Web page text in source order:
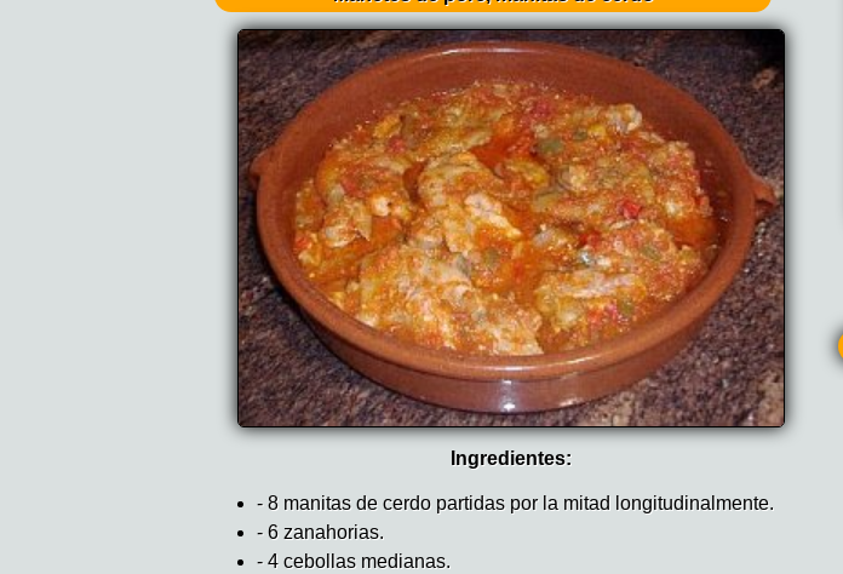
Ingredientes:
- 8 manitas de cerdo partidas por la mitad longitudinalmente.
- 6 zanahorias.
- 4 cebollas medianas.